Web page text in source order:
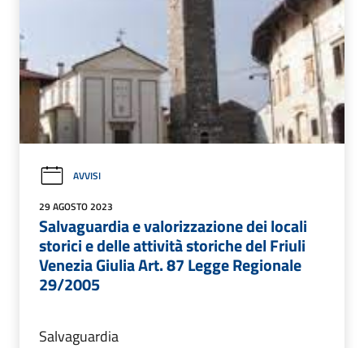
AVVISI
29 AGOSTO 2023
Salvaguardia e valorizzazione dei locali
storici e delle attività storiche del Friuli
Venezia Giulia Art. 87 Legge Regionale
29/2005
Salvaguardia